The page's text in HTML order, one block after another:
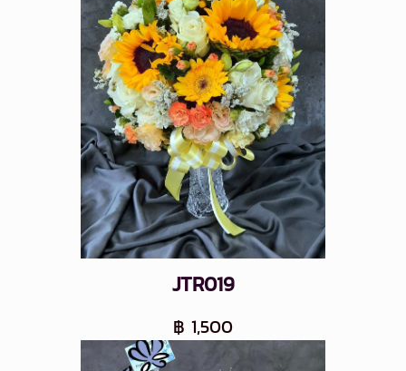
JTR019
฿ 1,500